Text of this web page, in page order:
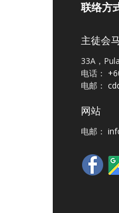
联络方
主徒会
33A，
电话：
电邮：
网站
电邮：